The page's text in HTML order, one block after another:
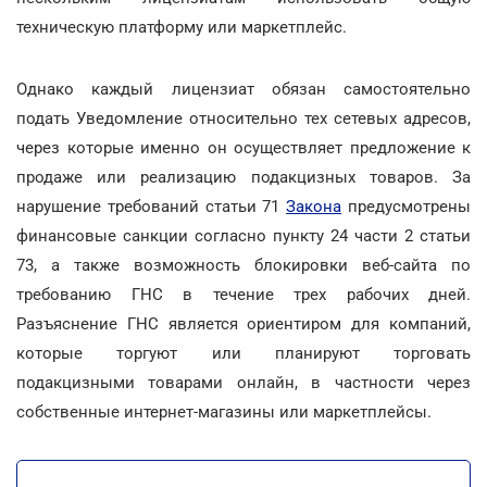
техническую платформу или маркетплейс.
Однако каждый лицензиат обязан самостоятельно
подать Уведомление относительно тех сетевых адресов,
через которые именно он осуществляет предложение к
продаже или реализацию подакцизных товаров. За
нарушение требований статьи 71Закона предусмотрены
финансовые санкции согласно пункту 24 части 2 статьи
73, а также возможность блокировки веб-сайта по
требованию ГНС в течение трех рабочих дней.
Разъяснение ГНС является ориентиром для компаний,
которые торгуют или планируют торговать
подакцизными товарами онлайн, в частности через
собственные интернет-магазины или маркетплейсы.